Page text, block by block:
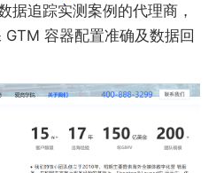
据追踪实测案例的代理商，
GTM 容器配置准确及数据回